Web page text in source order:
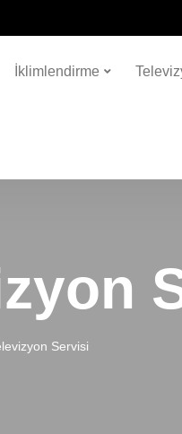
İklimlendirme
Servisi